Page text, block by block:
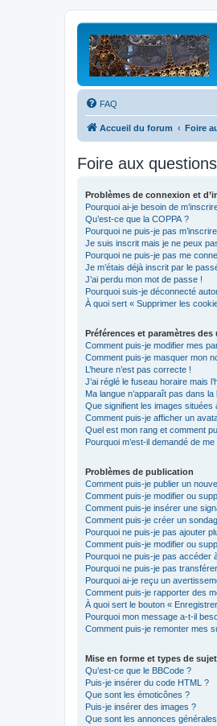
FAQ
Accueil du forum Foire
Foire aux questions
Problèmes de connexion et
Pourquoi ai-je besoin de
Qu’est-ce que la COPPA ?
Pourquoi ne puis-je pas
Je suis inscrit mais je ne peux
Pourquoi ne puis-je pas me
Je m’étais déjà inscrit par le
J’ai perdu mon mot de passe !
Pourquoi suis-je déconnecté
À quoi sert « Supprimer les
Préférences et paramètres
Comment puis-je modifier mes
Comment puis-je masquer mon
L’heure n’est pas correcte !
J’ai réglé le fuseau horaire mais
Ma langue n’apparaît pas dans la
Que signifient les images situées
Comment puis-je afficher un
Quel est mon rang et comment
Pourquoi m’est-il demandé de
Problèmes de publication
Comment puis-je publier un
Comment puis-je modifier ou
Comment puis-je insérer une
Comment puis-je créer un
Pourquoi ne puis-je pas ajouter
Comment puis-je modifier ou
Pourquoi ne puis-je pas accéder
Pourquoi ne puis-je pas
Pourquoi ai-je reçu un
Comment puis-je rapporter des
À quoi sert le bouton «
Pourquoi mon message a-t-il
Comment puis-je remonter mes
Mise en forme et types de
Qu’est-ce que le BBCode ?
Puis-je insérer du code HTML ?
Que sont les émoticônes ?
Puis-je insérer des images ?
Que sont les annonces